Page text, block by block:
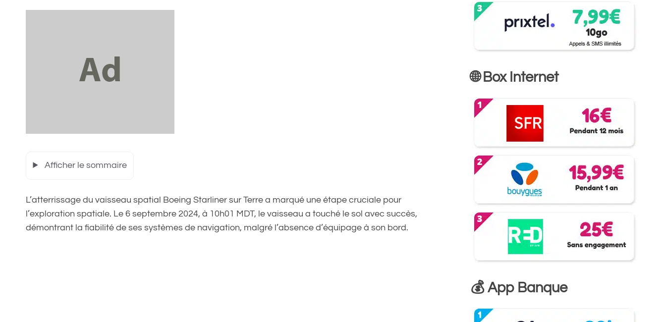
Afficher le sommaire
L’atterrissage du vaisseau spatial Boeing Starliner sur Terre a marqué une étape cruciale pour
l’exploration spatiale. Le 6 septembre 2024, à 10h01 MDT, le vaisseau a touché le sol avec succès,
démontrant la fiabilité de ses systèmes de navigation, malgré l’absence d’équipage à son bord.
🌐 Box Internet
💰 App Banque